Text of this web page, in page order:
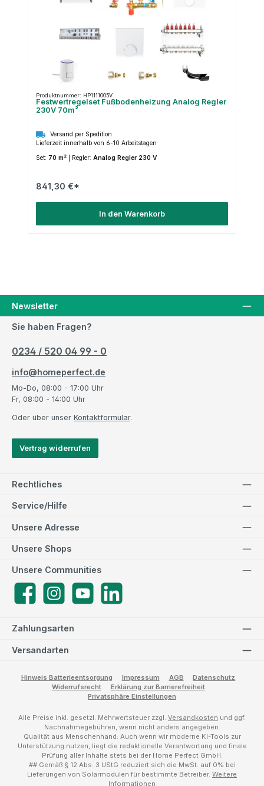
Produktnummer: HP1111005V
Festwertregelset Fußbodenheizung Analog Regler
230V 70m²
Versand per Spedition
Lieferzeit innerhalb von 6-10 Arbeitstagen
Set: 70 m² Regler: Analog Regler 230 V
841,30 €*
In den Warenkorb
Newsletter
Sie haben Fragen?
0234 / 520 04 99 - 0
info@homeperfect.de
Mo-Do, 08:00 - 17:00 Uhr
Fr, 08:00 - 14:00 Uhr
Oder über unser Kontaktformular.
Vertrag widerrufen
Rechtliches
Service/Hilfe
Zahlungsarten
Versandarten
Unsere Adresse
Unsere Communities
FacebookInstagramYouTube
Unsere Shops
Hinweis Batterieentsorgung Impressum AGB
Datenschutz
Widerrufsrecht
Erklärung zur Barrierefreiheit
Privatsphäre Einstellungen
Alle Preise inkl. gesetzl. Mehrwertsteuer zzgl. Versandkosten und ggf.
Nachnahmegebühren, wenn nicht anders angegeben.
Qualität aus Menschenhand: Auch wenn wir moderne KI-Tools zur
Unterstützung nutzen, liegt die redaktionelle Verantwortung und finale
Prüfung aller Inhalte stets bei der Home Perfect GmbH.
## Gemäß § 12 Abs. 3 UStG reduziert sich die MwSt. auf 0% bei
Lieferungen von Solarmodulen für bestimmte Betreiber. Weitere
Informationen